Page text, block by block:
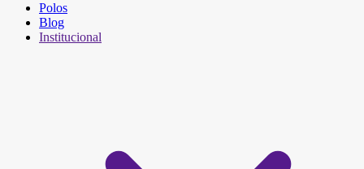
Polos
Blog
Institucional